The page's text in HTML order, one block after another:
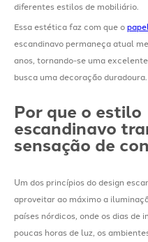
diferentes estilos de mobiliário.
Essa estética faz com que o
escandinavo permaneça atual
anos, tornando-se uma
busca uma decoração duradoura.
Por que o estilo
escandinavo
sensação de
Um dos princípios do design
aproveitar ao máximo a
países nórdicos, onde os dias de
poucas horas de luz, os